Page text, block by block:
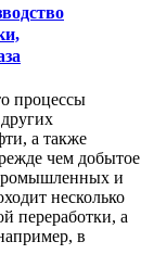
процессы
а также
чем добытое
и
несколько
переработки, а
в